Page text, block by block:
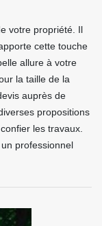
votre propriété. Il
cette touche
allure à votre
la taille de la
auprès de
propositions
les travaux.
professionnel